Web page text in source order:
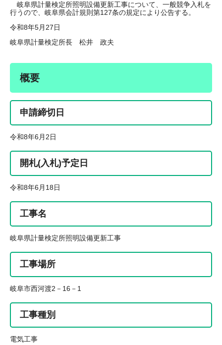
岐阜県計量検定所照明設備更新工事について、一般競争入札を
行うので、岐阜県会計規則第127条の規定により公告する。
令和8年5月27日
岐阜県計量検定所長 松井 政夫
概要
申請締切日
令和8年6月2日
開札(入札)予定日
令和8年6月18日
工事名
岐阜県計量検定所照明設備更新工事
工事場所
岐阜市西河渡2－16－1
工事種別
電気工事